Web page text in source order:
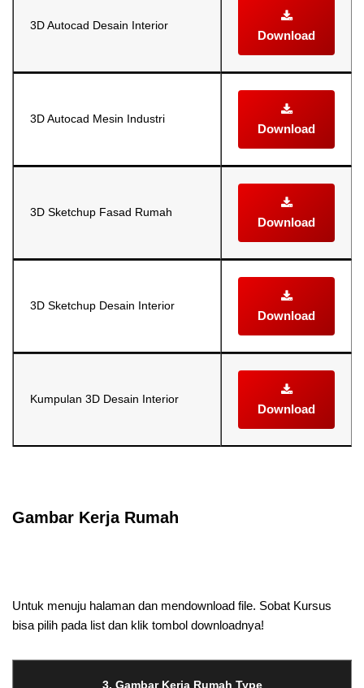
3D Autocad Desain Interior
Download
3D Autocad Mesin Industri
Download
3D Sketchup Fasad Rumah
Download
3D Sketchup Desain Interior
Download
Kumpulan 3D Desain Interior
Download
Gambar Kerja Rumah
Untuk menuju halaman dan mendownload file. Sobat Kursus
bisa pilih pada list dan klik tombol downloadnya!
3. Gambar Kerja Rumah Type